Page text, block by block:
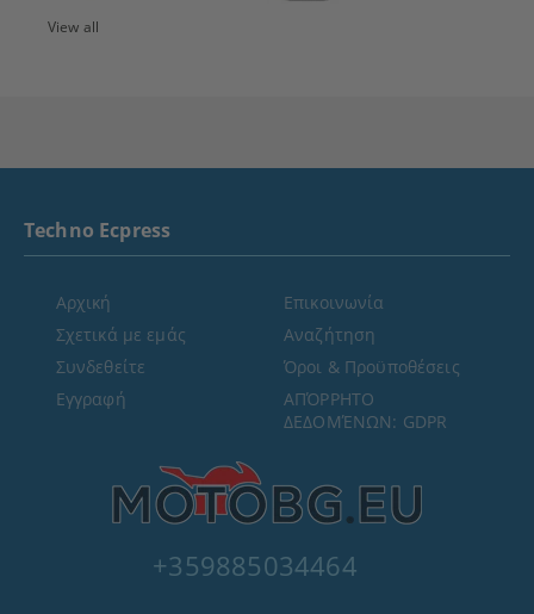
View all
+359885034464
Techno Ecpress
Αρχική
Σχετικά με εμάς
Συνδεθείτε
Εγγραφή
Επικοινωνία
Αναζήτηση
Όροι & Προϋποθέσεις
ΑΠΌΡΡΗΤΟ
ΔΕΔΟΜΈΝΩΝ: GDPR